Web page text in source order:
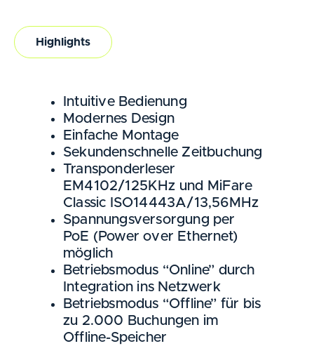
Highlights
Intuitive Bedienung
Modernes Design
Einfache Montage
Sekundenschnelle Zeitbuchung
Transponderleser
EM4102/125KHz und MiFare
Classic ISO14443A/13,56MHz
Spannungsversorgung per
PoE (Power over Ethernet)
möglich
Betriebsmodus “Online” durch
Integration ins Netzwerk
Betriebsmodus “Offline” für bis
zu 2.000 Buchungen im
Offline-Speicher